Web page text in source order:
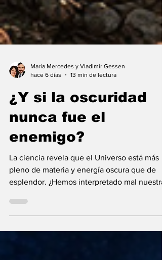
hace 6 días
13 min de lectura
¿Y si la oscuridad
nunca fue el
enemigo?
La ciencia revela que el Universo está más
pleno de materia y energía oscura que de
esplendor. ¿Hemos interpretado mal